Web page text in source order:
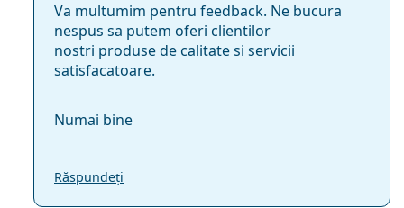
Va multumim pentru feedback. Ne bucura
nespus sa putem oferi clientilor
nostri produse de calitate si servicii
satisfacatoare.
Numai bine
Răspundeți